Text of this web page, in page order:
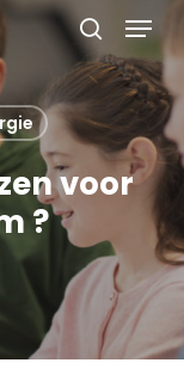
search
Menu
voor
?